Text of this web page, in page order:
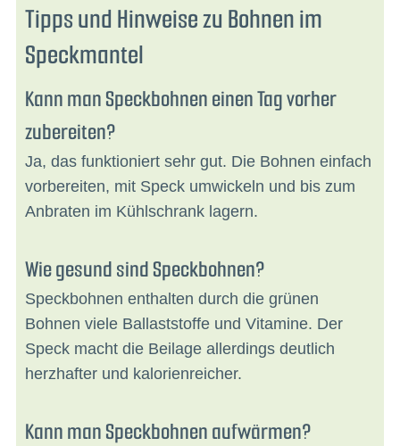
Tipps und Hinweise zu Bohnen im
Speckmantel
Kann man Speckbohnen einen Tag vorher
zubereiten?
Ja, das funktioniert sehr gut. Die Bohnen einfach
vorbereiten, mit Speck umwickeln und bis zum
Anbraten im Kühlschrank lagern.
Wie gesund sind Speckbohnen?
Speckbohnen enthalten durch die grünen
Bohnen viele Ballaststoffe und Vitamine. Der
Speck macht die Beilage allerdings deutlich
herzhafter und kalorienreicher.
Kann man Speckbohnen aufwärmen?